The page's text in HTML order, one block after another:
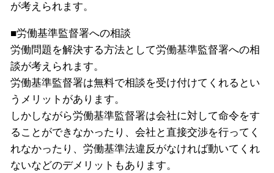
が考えられます。
■労働基準監督署への相談
労働問題を解決する方法として労働基準監督署への相
談が考えられます。
労働基準監督署は無料で相談を受け付けてくれるとい
うメリットがあります。
しかしながら労働基準監督署は会社に対して命令をす
ることができなかったり、会社と直接交渉を行ってく
れなかったり、労働基準法違反がなければ動いてくれ
ないなどのデメリットもあります。